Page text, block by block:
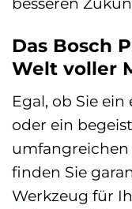
Das Bosch
Welt voller
Egal, ob Sie
oder ein
finden Sie
Werkzeug für